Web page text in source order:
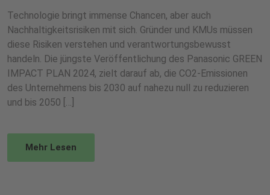
Technologie bringt immense Chancen, aber auch
Nachhaltigkeitsrisiken mit sich. Gründer und KMUs müssen
diese Risiken verstehen und verantwortungsbewusst
handeln. Die jüngste Veröffentlichung des Panasonic GREEN
IMPACT PLAN 2024, zielt darauf ab, die CO2-Emissionen
des Unternehmens bis 2030 auf nahezu null zu reduzieren
und bis 2050 […]
Mehr Lesen